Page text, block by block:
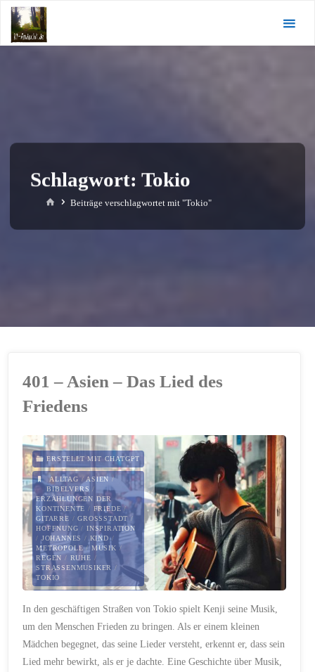
Zum
Inhalt
springen
Schlagwort:Tokio
StartBeiträge verschlagwortet mit "Tokio"
401 – Asien – Das Lied des
Friedens
ERSTELLT MIT CHATGPT
ALLTAG/ ASIEN /
BIBELVERS /
ERZÄHLUNGEN DER
KONTINENTE / FRIEDE /
GITARRE /GROSSSTADT
/
HOFFNUNG / INSPIRATION
/ JOHANNES / KIND/
METROPOLE/ MUSIK /
REGEN / RUHE /
STRASSENMUSIKER
/
TOKIO
In den geschäftigen Straßen von Tokio spielt Kenji seine Musik,
um den Menschen Frieden zu bringen. Als er einem kleinen
Mädchen begegnet, das seine Lieder versteht, erkennt er, dass sein
Lied mehr bewirkt, als er je dachte. Eine Geschichte über Musik,